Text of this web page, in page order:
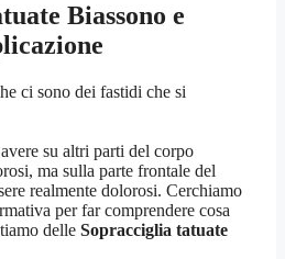
Biassono e
ci sono dei fastidi che si
su altri parti del corpo
ma sulla parte frontale del
realmente dolorosi. Cerchiamo
per far comprendere cosa
delle Sopracciglia tatuate